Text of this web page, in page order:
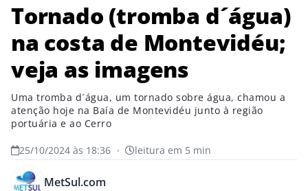
Tornado (tromba d´água)
na costa de Montevidéu;
veja as imagens
Uma tromba d´água, um tornado sobre água, chamou a
atenção hoje na Baía de Montevidéu junto à região
portuária e ao Cerro
25/10/2024 às 18:36 • leitura em 5 min
MetSul.com